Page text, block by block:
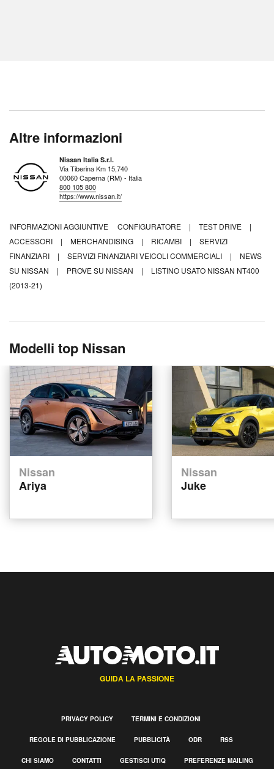
Altre informazioni
Nissan Italia S.r.l.
Via Tiberina Km 15,740
00060 Caperna (RM) - Italia
800 105 800
https://www.nissan.it/
INFORMAZIONI AGGIUNTIVE CONFIGURATORE | TEST DRIVE
|
ACCESSORI
| MERCHANDISING | RICAMBI |
SERVIZI
FINANZIARI
| SERVIZI FINANZIARI VEICOLI COMMERCIALI |
NEWS
SU NISSAN
| PROVE SU NISSAN |
LISTINO USATO NISSAN NT400
(2013-21)
Modelli top Nissan
Nissan
Ariya
Nissan
Juke
GUIDA LA PASSIONE
PRIVACY POLICY TERMINI E CONDIZIONI
REGOLE DI PUBBLICAZIONE PUBBLICITÀ ODR RSS
CHI SIAMO CONTATTI GESTISCI UTIQ PREFERENZE MAILING